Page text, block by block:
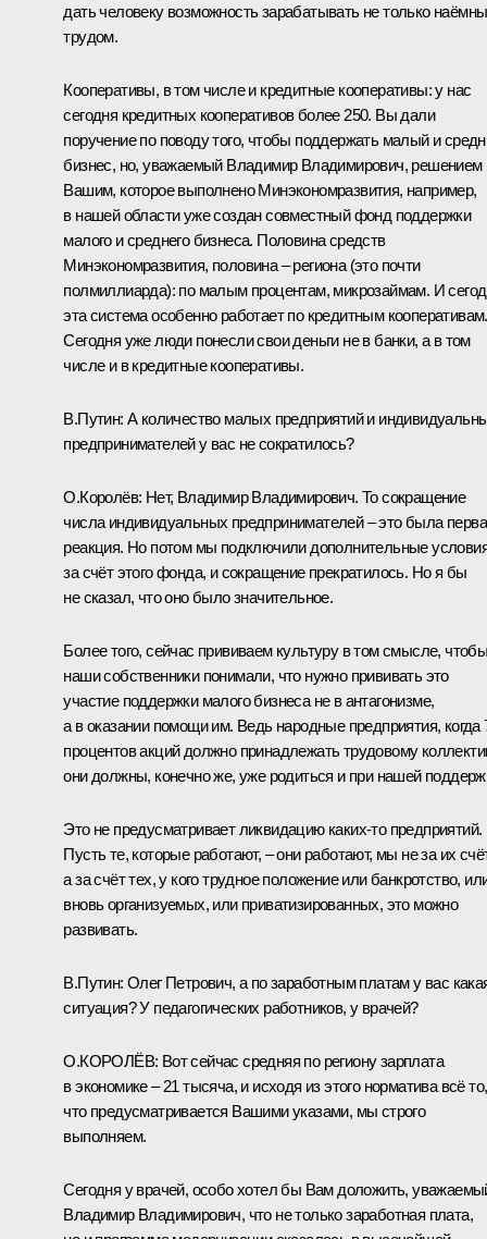
дать человеку возможность зарабатывать не только
трудом.
Кооперативы, в том числе и кредитные кооперативы: у нас
сегодня кредитных кооперативов более 250. Вы дали
поручение по поводу того, чтобы поддержать малый и
бизнес, но, уважаемый Владимир Владимирович, решением
Вашим, которое выполнено Минэкономразвития, например,
в нашей области уже создан совместный фонд поддержки
малого и среднего бизнеса. Половина средств
Минэкономразвития, половина – региона (это почти
полмиллиарда): по малым процентам, микрозаймам. И
эта система особенно работает по кредитным кооперативам.
Сегодня уже люди понесли свои деньги не в банки, а в том
числе и в кредитные кооперативы.
В.Путин: А количество малых предприятий и
предпринимателей у вас не сократилось?
О.Королёв: Нет, Владимир Владимирович. То сокращение
числа индивидуальных предпринимателей – это была
реакция. Но потом мы подключили дополнительные
за счёт этого фонда, и сокращение прекратилось. Но я бы
не сказал, что оно было значительное.
Более того, сейчас прививаем культуру в том смысле,
наши собственники понимали, что нужно прививать это
участие поддержки малого бизнеса не в антагонизме,
а в оказании помощи им. Ведь народные предприятия, когда
процентов акций должно принадлежать трудовому
они должны, конечно же, уже родиться и при нашей
Это не предусматривает ликвидацию каких‑то предприятий.
Пусть те, которые работают, – они работают, мы не за их
а за счёт тех, у кого трудное положение или банкротство,
вновь организуемых, или приватизированных, это можно
развивать.
В.Путин: Олег Петрович, а по заработным платам у вас
ситуация? У педагогических работников, у врачей?
О.КОРОЛЁВ: Вот сейчас средняя по региону зарплата
в экономике – 21 тысяча, и исходя из этого норматива всё то,
что предусматривается Вашими указами, мы строго
выполняем.
Сегодня у врачей, особо хотел бы Вам доложить,
Владимир Владимирович, что не только заработная плата,